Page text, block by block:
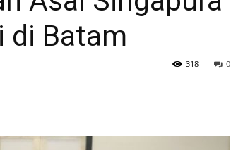
di Batam
0
318